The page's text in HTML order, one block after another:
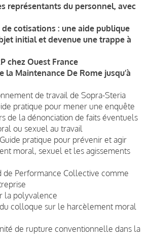
représentants du personnel, avec
cotisations : une aide publique
initial et devenue une trappe à
chez Ouest France
la Maintenance De Rome jusqu’à
de travail de Sopra-Steria
pratique pour mener une enquête
de la dénonciation de faits éventuels
ou sexuel au travail
pratique pour prévenir et agir
moral, sexuel et les agissements
de Performance Collective comme
la polyvalence
colloque sur le harcèlement moral
de rupture conventionnelle dans la